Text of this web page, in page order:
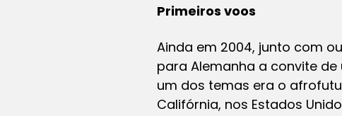
Primeiros voos
Ainda em 2004, junto com
para Alemanha a convite
um dos temas era o
Califórnia, nos Estados